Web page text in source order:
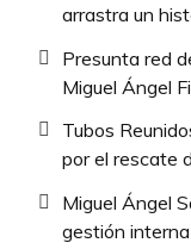
arrastra un
Presunta red
Miguel Ángel
Tubos
por el rescate
Miguel Ángel
gestión